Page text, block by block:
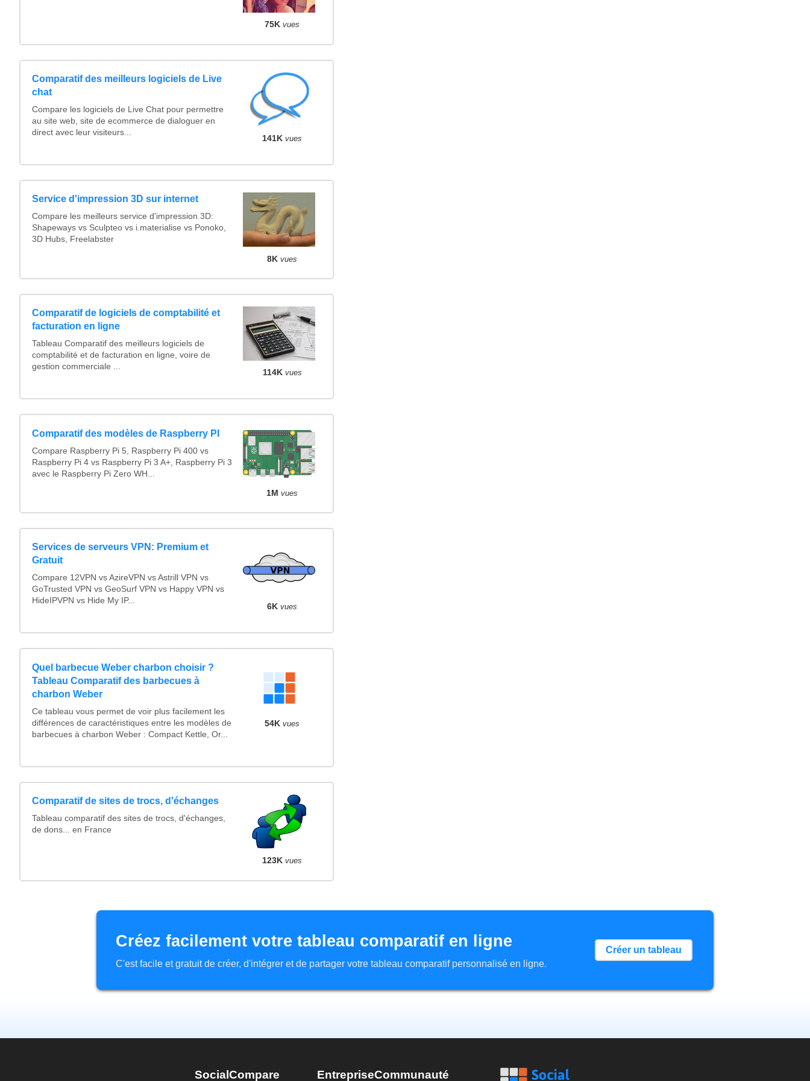
75K vues
Comparatif des meilleurs logiciels de Live
chat
Compare les logiciels de Live Chat pour permettre
au site web, site de ecommerce de dialoguer en
direct avec leur visiteurs...
141K vues
Service d'impression 3D sur internet
Compare les meilleurs service d'impression 3D:
Shapeways vs Sculpteo vs i.materialise vs Ponoko,
3D Hubs, Freelabster
8K vues
Comparatif de logiciels de comptabilité et
facturation en ligne
Tableau Comparatif des meilleurs logiciels de
comptabilité et de facturation en ligne, voire de
gestion commerciale ...
114K vues
Comparatif des modèles de Raspberry PI
Compare Raspberry Pi 5, Raspberry Pi 400 vs
Raspberry Pi 4 vs Raspberry Pi 3 A+, Raspberry Pi 3
avec le Raspberry Pi Zero WH...
1M vues
Services de serveurs VPN: Premium et
Gratuit
Compare 12VPN vs AzireVPN vs Astrill VPN vs
GoTrusted VPN vs GeoSurf VPN vs Happy VPN vs
HideIPVPN vs Hide My IP...
6K vues
Quel barbecue Weber charbon choisir ?
Tableau Comparatif des barbecues à
charbon Weber
Ce tableau vous permet de voir plus facilement les
différences de caractéristiques entre les modèles de
barbecues à charbon Weber : Compact Kettle, Or...
54K vues
Comparatif de sites de trocs, d'échanges
Tableau comparatif des sites de trocs, d'échanges,
de dons... en France
123K vues
Créez facilement votre tableau comparatif en ligne
C'est facile et gratuit de créer, d'intégrer et de partager votre tableau comparatif personnalisé en ligne.
Créer un tableau
SocialCompare EntrepriseCommunauté